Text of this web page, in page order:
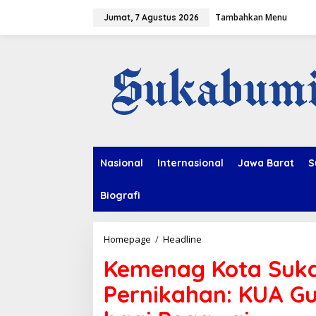
Jumat, 7 Agustus 2026 Tambahkan Menu
Nasional Internasional Jawa Barat
Biografi
Homepage / Headline
m
e
n
a
Kemenag Kota
Pernikahan: KUA